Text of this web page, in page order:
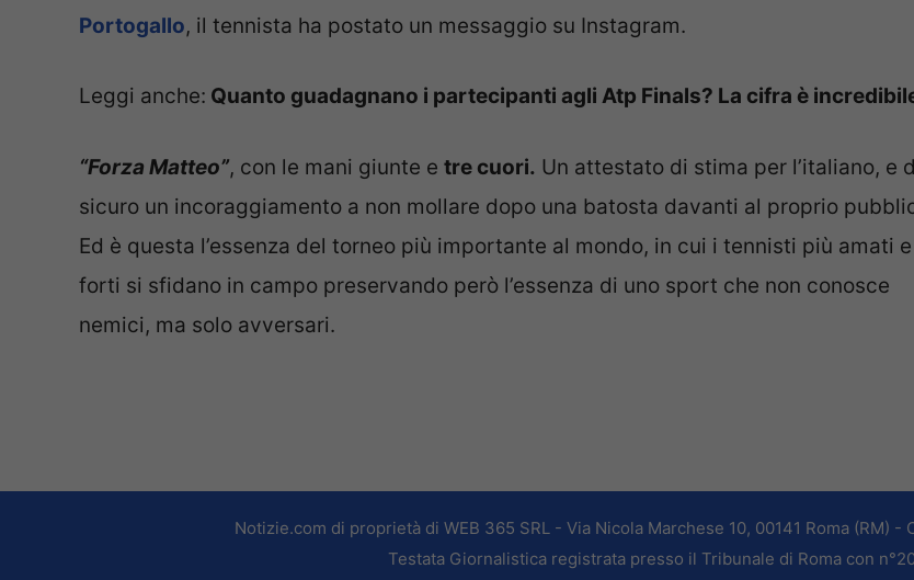
Portogallo, il tennista ha postato un messaggio su Instagram.
Leggi anche: Quanto guadagnano i partecipanti agli Atp Finals? La cifra è
“Forza Matteo”, con le mani giunte e tre cuori. Un attestato di stima per l’italiano, e
sicuro un incoraggiamento a non mollare dopo una batosta davanti al proprio
Ed è questa l’essenza del torneo più importante al mondo, in cui i tennisti più amati e
forti si sfidano in campo preservando però l’essenza di uno sport che non conosce
nemici, ma solo avversari.
Notizie.com di proprietà di WEB 365 SRL - Via Nicola Marchese 10, 00141 Roma (RM) -
Testata Giornalistica registrata presso il Tribunale di Roma con